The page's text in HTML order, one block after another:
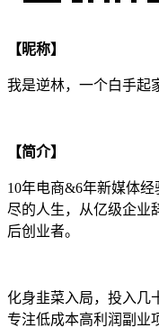
【昵称】
我是逆林，一个白手起
【简介】
10年电商&6年新媒体
尽的人生，从亿级企业
后创业者。
化身韭菜入局，投入几
专注低成本高利润副业